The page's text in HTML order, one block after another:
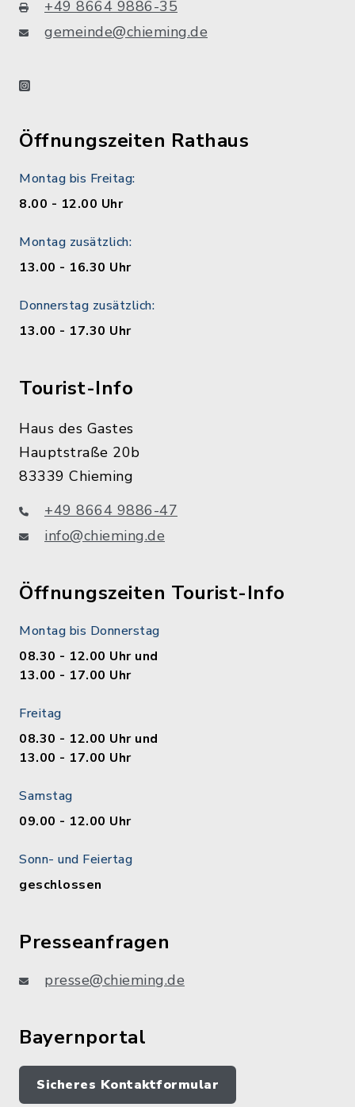
+49 8664 9886-35
gemeinde@chieming.de
instagram
Öffnungszeiten Rathaus
Montag bis Freitag:
8.00 - 12.00 Uhr
Montag zusätzlich:
13.00 - 16.30 Uhr
Donnerstag zusätzlich:
13.00 - 17.30 Uhr
Tourist-Info
Haus des Gastes
Hauptstraße 20b
83339 Chieming
+49 8664 9886-47
info@chieming.de
Öffnungszeiten Tourist-Info
Montag bis Donnerstag
08.30 - 12.00 Uhr und
13.00 - 17.00 Uhr
Freitag
08.30 - 12.00 Uhr und
13.00 - 17.00 Uhr
Samstag
09.00 - 12.00 Uhr
Sonn- und Feiertag
geschlossen
Presseanfragen
presse@chieming.de
Bayernportal
Sicheres Kontaktformular